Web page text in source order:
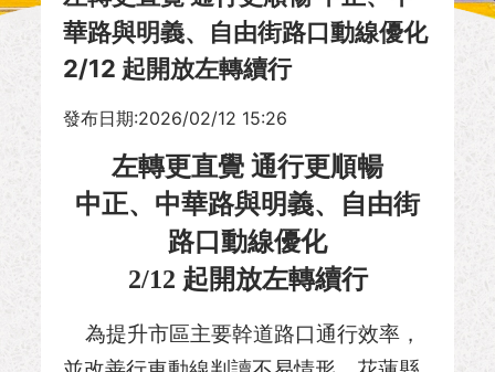
華路與明義、自由街路口動線優化
2/12 起開放左轉續行
發布日期:2026/02/12 15:26
左轉更直覺 通行更順暢
中正、中華路與明義、自由街
路口動線優化
2/12 起開放左轉續行
為提升市區主要幹道路口通行效率，